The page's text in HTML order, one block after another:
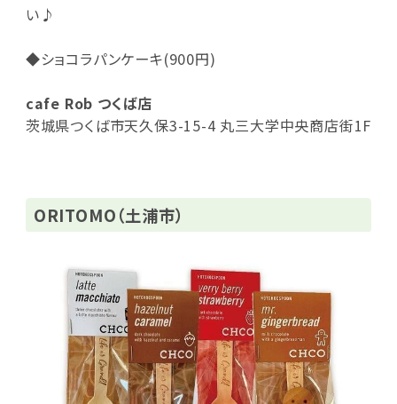
い♪
◆ショコラパンケーキ(900円)
cafe Rob つくば店
茨城県つくば市天久保3-15-4 丸三大学中央商店街1F
ORITOMO（土浦市）